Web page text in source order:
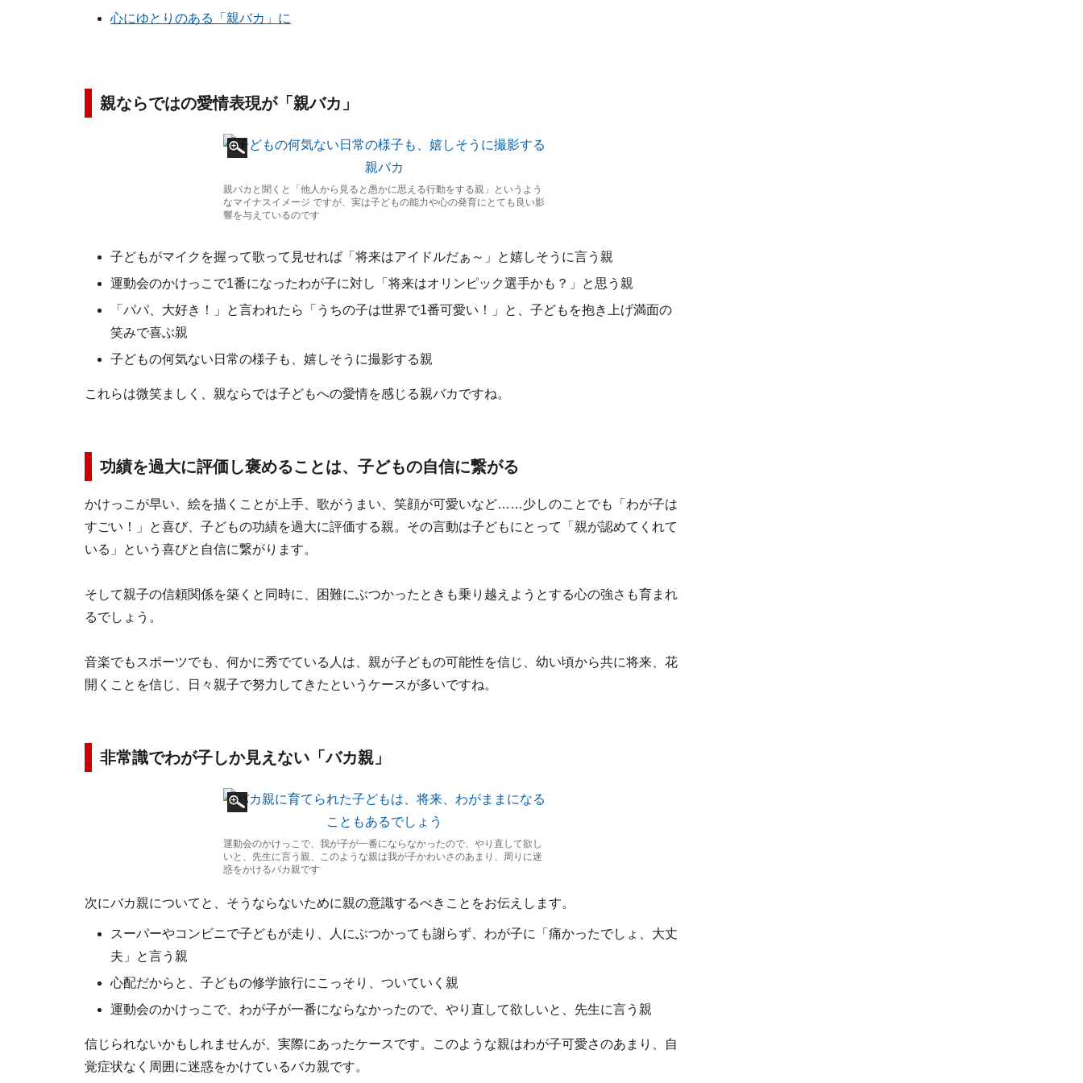
心にゆとりのある「親バカ」に
親ならではの愛情表現が「親バカ」
親バカと聞くと「他人から見ると愚かに思える行動をする親」というよう
なマイナスイメージ ですが、実は子どもの能力や心の発育にとても良い影
響を与えているのです
子どもがマイクを握って歌って見せれば「将来はアイドルだぁ～」と嬉しそうに言う親
運動会のかけっこで1番になったわが子に対し「将来はオリンピック選手かも？」と思う親
「パパ、大好き！」と言われたら「うちの子は世界で1番可愛い！」と、子どもを抱き上げ満面の
笑みで喜ぶ親
子どもの何気ない日常の様子も、嬉しそうに撮影する親
これらは微笑ましく、親ならでは子どもへの愛情を感じる親バカですね。
功績を過大に評価し褒めることは、子どもの自信に繋がる
かけっこが早い、絵を描くことが上手、歌がうまい、笑顔が可愛いなど……少しのことでも「わが子は
すごい！」と喜び、子どもの功績を過大に評価する親。その言動は子どもにとって「親が認めてくれて
いる」という喜びと自信に繋がります。
そして親子の信頼関係を築くと同時に、困難にぶつかったときも乗り越えようとする心の強さも育まれ
るでしょう。
音楽でもスポーツでも、何かに秀でている人は、親が子どもの可能性を信じ、幼い頃から共に将来、花
開くことを信じ、日々親子で努力してきたというケースが多いですね。
非常識でわが子しか見えない「バカ親」
運動会のかけっこで、我が子が一番にならなかったので、やり直して欲し
いと、先生に言う親、このような親は我が子かわいさのあまり、周りに迷
惑をかけるバカ親です
次にバカ親についてと、そうならないために親の意識するべきことをお伝えします。
スーパーやコンビニで子どもが走り、人にぶつかっても謝らず、わが子に「痛かったでしょ、大丈
夫」と言う親
心配だからと、子どもの修学旅行にこっそり、ついていく親
運動会のかけっこで、わが子が一番にならなかったので、やり直して欲しいと、先生に言う親
信じられないかもしれませんが、実際にあったケースです。このような親はわが子可愛さのあまり、自
覚症状なく周囲に迷惑をかけているバカ親です。